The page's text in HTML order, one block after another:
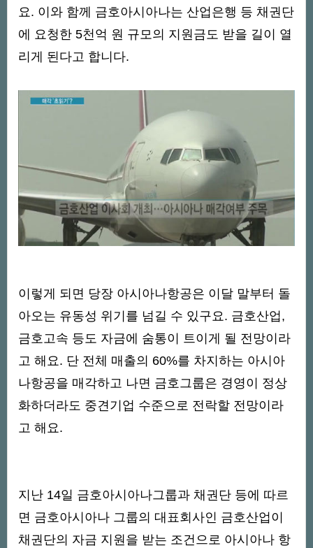
요. 이와 함께 금호아시아나는 산업은행 등 채권단
에 요청한 5천억 원 규모의 지원금도 받을 길이 열
리게 된다고 합니다.
이렇게 되면 당장 아시아나항공은 이달 말부터 돌
아오는 유동성 위기를 넘길 수 있구요. 금호산업,
금호고속 등도 자금에 숨통이 트이게 될 전망이라
고 해요. 단 전체 매출의 60%를 차지하는 아시아
나항공을 매각하고 나면 금호그룹은 경영이 정상
화하더라도 중견기업 수준으로 전락할 전망이라
고 해요.
지난 14일 금호아시아나그룹과 채권단 등에 따르
면 금호아시아나 그룹의 대표회사인 금호산업이
채권단의 자금 지원을 받는 조건으로 아시아나 항